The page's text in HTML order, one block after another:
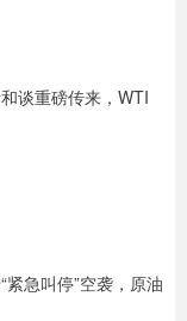
谈重磅传来，WTI
急叫停”空袭，原油